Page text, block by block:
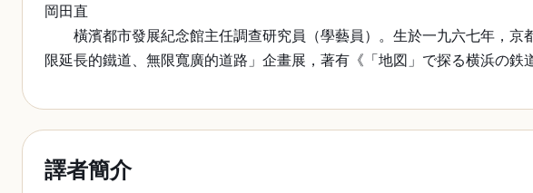
岡田直
橫濱都市發展紀念館主任調查研究員（學藝員）。生於一九六七年，京
限延長的鐵道、無限寬廣的道路」企畫展，著有《「地図」で探る横浜の
譯者簡介